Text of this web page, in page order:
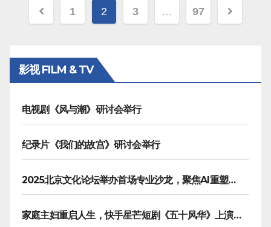
文
分
页
1 2 3 … 97
影视 FILM & TV
电视剧《风与潮》研讨会举行
纪录片《我们的故宫》研讨会举行
2025北京文化论坛举办首场专业沙龙，聚焦AI重塑内容生产
家庭主妇重启人生，快手星芒短剧《五十风华》上演中年大女主逆袭